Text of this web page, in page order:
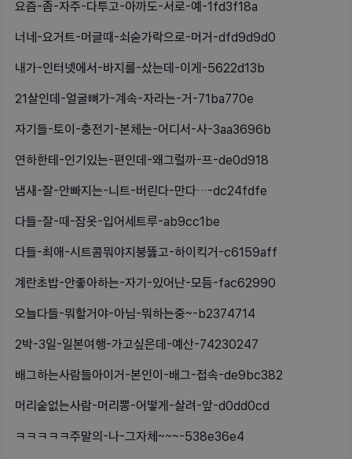
요즘-좀-자주-다투고-아까도-서로-예-1fd3f18a
너네-요거트-머글때-쇠숟가락으로-머거-dfd9d9d0
내가-인터넷에서-바지를-샀는데-이게-5622d13b
21살인데-얼굴뼈가-계속-자라는-거-71ba770e
자기들-토이-충전기-본체는-어디서-사-3aa3696b
연하한테-인기있는-편인데-왜그럴까-프-de0d918
냄새-잘-안빠지는-니트-버린다-만다…-dc24fdfe
다들-잘-때-잠옷-입어세트루-ab9cc1be
다들-최애-시트콤뭐야지붕뚫고-하이킥거-c6159aff
계란초밥-안좋아하는-자기-있어난-모듬-fac62990
오늘다들-뭐할거야-아님-뭐하는중~-b2374714
2박-3일-일본여행-가고싶은데-예산-74230247
배그하는사람들아이거-본인이-배그-접속-de9bc382
머리숱없는사람-머리뽕-어떻게-살려-앞-d0dd0cd
ㅋㅋㅋㅋㅋ주말의-나-그자체~~~-538e36e4